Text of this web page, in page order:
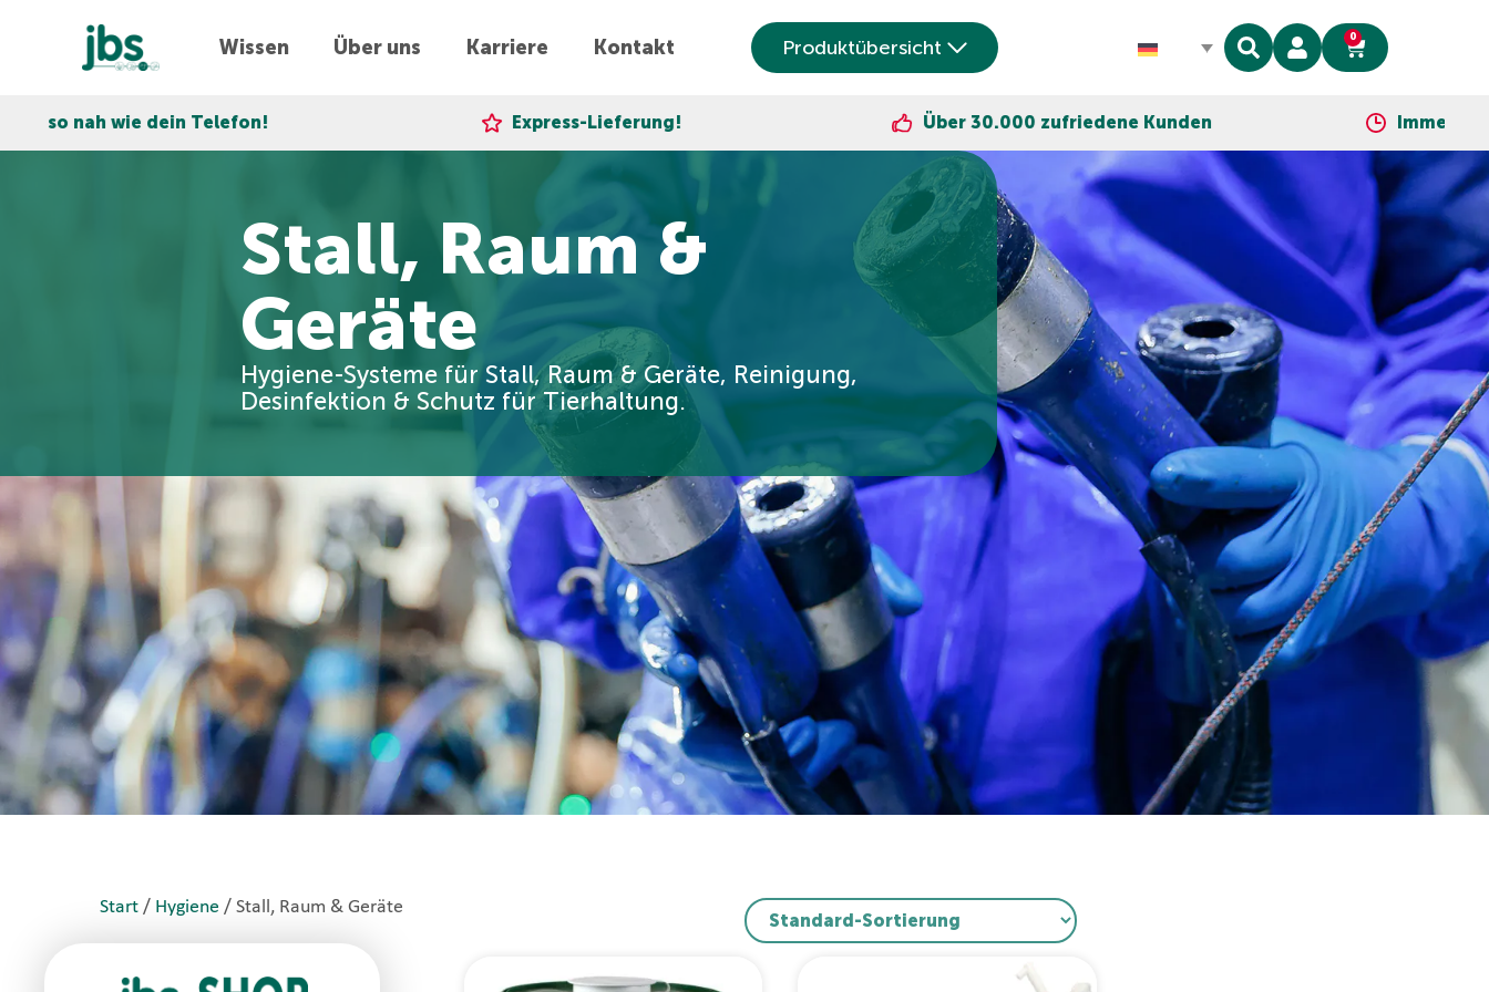
Wissen Über uns Karriere Kontakt Produktübersicht 0
Telefon! Express-Lieferung! Über 30.000 zufriedene Kunden Immer so nah wie dein
Stall, Raum &
Geräte
Hygiene-Systeme für Stall, Raum & Geräte, Reinigung,
Desinfektion & Schutz für Tierhaltung.
Start / Hygiene / Stall, Raum & Geräte